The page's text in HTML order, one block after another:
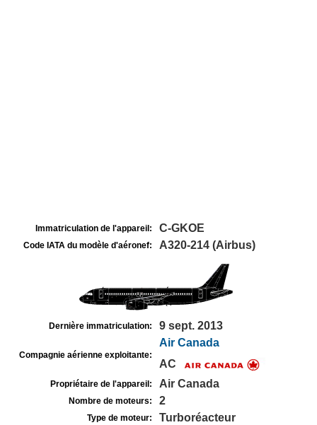
Immatriculation de l'appareil: C-GKOE
Code IATA du modèle d'aéronef: A320-214 (Airbus)
Dernière immatriculation: 9 sept. 2013
Compagnie aérienne exploitante:
Air Canada
AC
Propriétaire de l'appareil: Air Canada
Nombre de moteurs: 2
Type de moteur: Turboréacteur